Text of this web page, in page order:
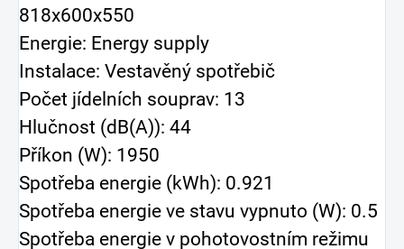
818x600x550
Energie: Energy supply
Instalace: Vestavěný spotřebič
Počet jídelních souprav: 13
Hlučnost (dB(A)): 44
Příkon (W): 1950
Spotřeba energie (kWh): 0.921
Spotřeba energie ve stavu vypnuto (W): 0.5
Spotřeba energie v pohotovostním režimu